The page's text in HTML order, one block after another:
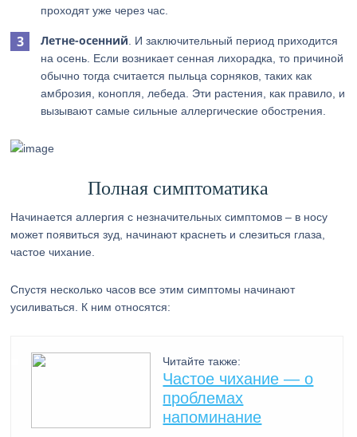
проходят уже через час.
Летне-осенний . И заключительный период приходится
на осень. Если возникает сенная лихорадка, то причиной
обычно тогда считается пыльца сорняков, таких как
амброзия, конопля, лебеда. Эти растения, как правило, и
вызывают самые сильные аллергические обострения.
Полная симптоматика
Начинается аллергия с незначительных симптомов – в носу
может появиться зуд, начинают краснеть и слезиться глаза,
частое чихание.
Спустя несколько часов все этим симптомы начинают
усиливаться. К ним относятся:
Читайте также:
Частое чихание — о
проблемах
напоминание